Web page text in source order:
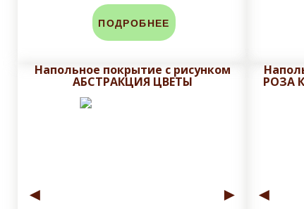
До изготовления, на почту заказчика
защитного слоя плитки.
ПОДРОБНЕЕ
Напольное покрытие с рисунком
АБСТРАКЦИЯ ЦВЕТЫ
◄ ►
РОЗА
◄